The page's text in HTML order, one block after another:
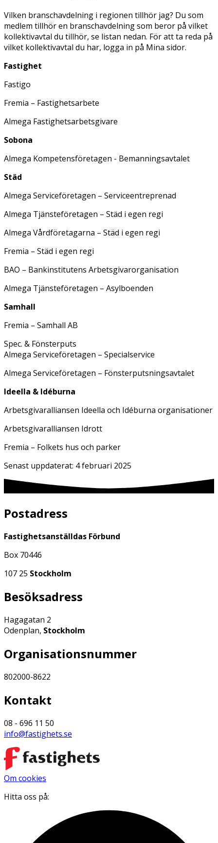
Vilken branschavdelning i regionen tillhör jag? Du som
medlem tillhör en branschavdelning som beror på vilket
kollektivavtal du tillhör, se listan nedan. För att ta reda på
vilket kollektivavtal du har, logga in på Mina sidor.
Fastighet
Fastigo
Fremia – Fastighetsarbete
Almega Fastighetsarbetsgivare
Sobona
Almega Kompetensföretagen - Bemanningsavtalet
Städ
Almega Serviceföretagen – Serviceentreprenad
Almega Tjänsteföretagen – Städ i egen regi
Almega Vårdföretagarna – Städ i egen regi
Fremia – Städ i egen regi
BAO – Bankinstitutens Arbetsgivarorganisation
Almega Tjänsteföretagen – Asylboenden
Samhall
Fremia – Samhall AB
Spec. & Fönsterputs
Almega Serviceföretagen – Specialservice
Almega Serviceföretagen – Fönsterputsningsavtalet
Ideella & Idéburna
Arbetsgivaralliansen Ideella och Idéburna organisationer
Arbetsgivaralliansen Idrott
Fremia – Folkets hus och parker
Senast uppdaterat: 4 februari 2025
Postadress
Fastighetsanställdas Förbund
Box 70446
107 25 Stockholm
Besöksadress
Hagagatan 2
Odenplan, Stockholm
Organisationsnummer
802000-8622
Kontakt
08 - 696 11 50
info@fastighets.se
Om cookies
Hitta oss på: